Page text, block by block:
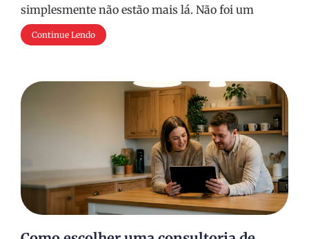
simplesmente não estão mais lá. Não foi um
Continue Lendo